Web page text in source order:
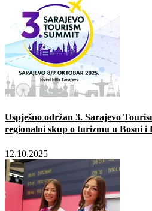
Uspješno održan 3. Sarajevo
regionalni skup o turizmu u Bosni i
12.10.2025